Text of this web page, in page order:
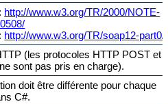
http://www.w3.org/TR/2000/NOTE-
http://www.w3.org/TR/soap12-part0/
(les protocoles HTTP POST et
sont pas pris en charge).
doit être différente pour chaque
C#.